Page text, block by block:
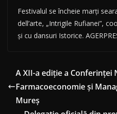
Festivalul se încheie marţi
dell’arte, „Intrigile Rufianei”,
şi cu dansuri Istorice.
A XII-a ediție a Conferinței
Farmacoeconomie și
Mureș